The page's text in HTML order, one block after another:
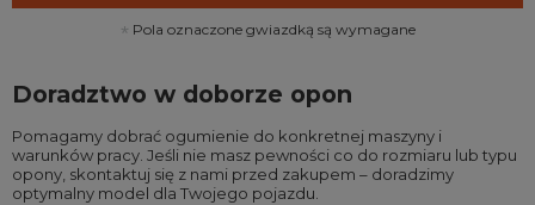
Pola oznaczone gwiazdką są wymagane
Doradztwo w doborze opon
Pomagamy dobrać ogumienie do konkretnej maszyny i
warunków pracy. Jeśli nie masz pewności co do rozmiaru lub typu
opony, skontaktuj się z nami przed zakupem – doradzimy
optymalny model dla Twojego pojazdu.